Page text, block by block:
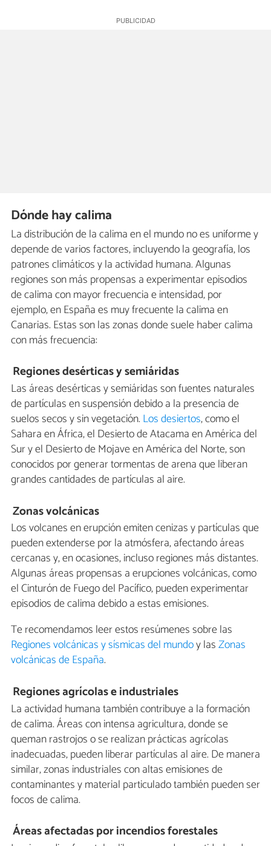
Dónde hay calima
La distribución de la calima en el mundo no es uniforme y
depende de varios factores, incluyendo la geografía, los
patrones climáticos y la actividad humana. Algunas
regiones son más propensas a experimentar episodios
de calima con mayor frecuencia e intensidad, por
ejemplo, en España es muy frecuente la calima en
Canarias. Estas son las zonas donde suele haber calima
con más frecuencia:
Regiones desérticas y semiáridas
Las áreas desérticas y semiáridas son fuentes naturales
de partículas en suspensión debido a la presencia de
suelos secos y sin vegetación. Los desiertos, como el
Sahara en África, el Desierto de Atacama en América del
Sur y el Desierto de Mojave en América del Norte, son
conocidos por generar tormentas de arena que liberan
grandes cantidades de partículas al aire.
Zonas volcánicas
Los volcanes en erupción emiten cenizas y partículas que
pueden extenderse por la atmósfera, afectando áreas
cercanas y, en ocasiones, incluso regiones más distantes.
Algunas áreas propensas a erupciones volcánicas, como
el Cinturón de Fuego del Pacífico, pueden experimentar
episodios de calima debido a estas emisiones.
Te recomendamos leer estos resúmenes sobre las
Regiones volcánicas y sísmicas del mundoy lasZonas
volcánicas de España.
Regiones agrícolas e industriales
La actividad humana también contribuye a la formación
de calima. Áreas con intensa agricultura, donde se
queman rastrojos o se realizan prácticas agrícolas
inadecuadas, pueden liberar partículas al aire. De manera
similar, zonas industriales con altas emisiones de
contaminantes y material particulado también pueden ser
focos de calima.
Áreas afectadas por incendios forestales